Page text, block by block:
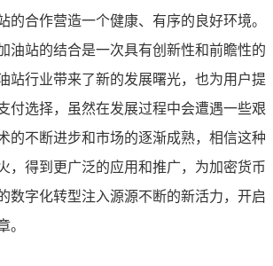
的合作营造一个健康、有序的良好环境。
油站的结合是一次具有创新性和前瞻性的
站行业带来了新的发展曙光，也为用户提
付选择，虽然在发展过程中会遭遇一些艰
的不断进步和市场的逐渐成熟，相信这种
，得到更广泛的应用和推广，为加密货币
数字化转型注入源源不断的新活力，开启
。